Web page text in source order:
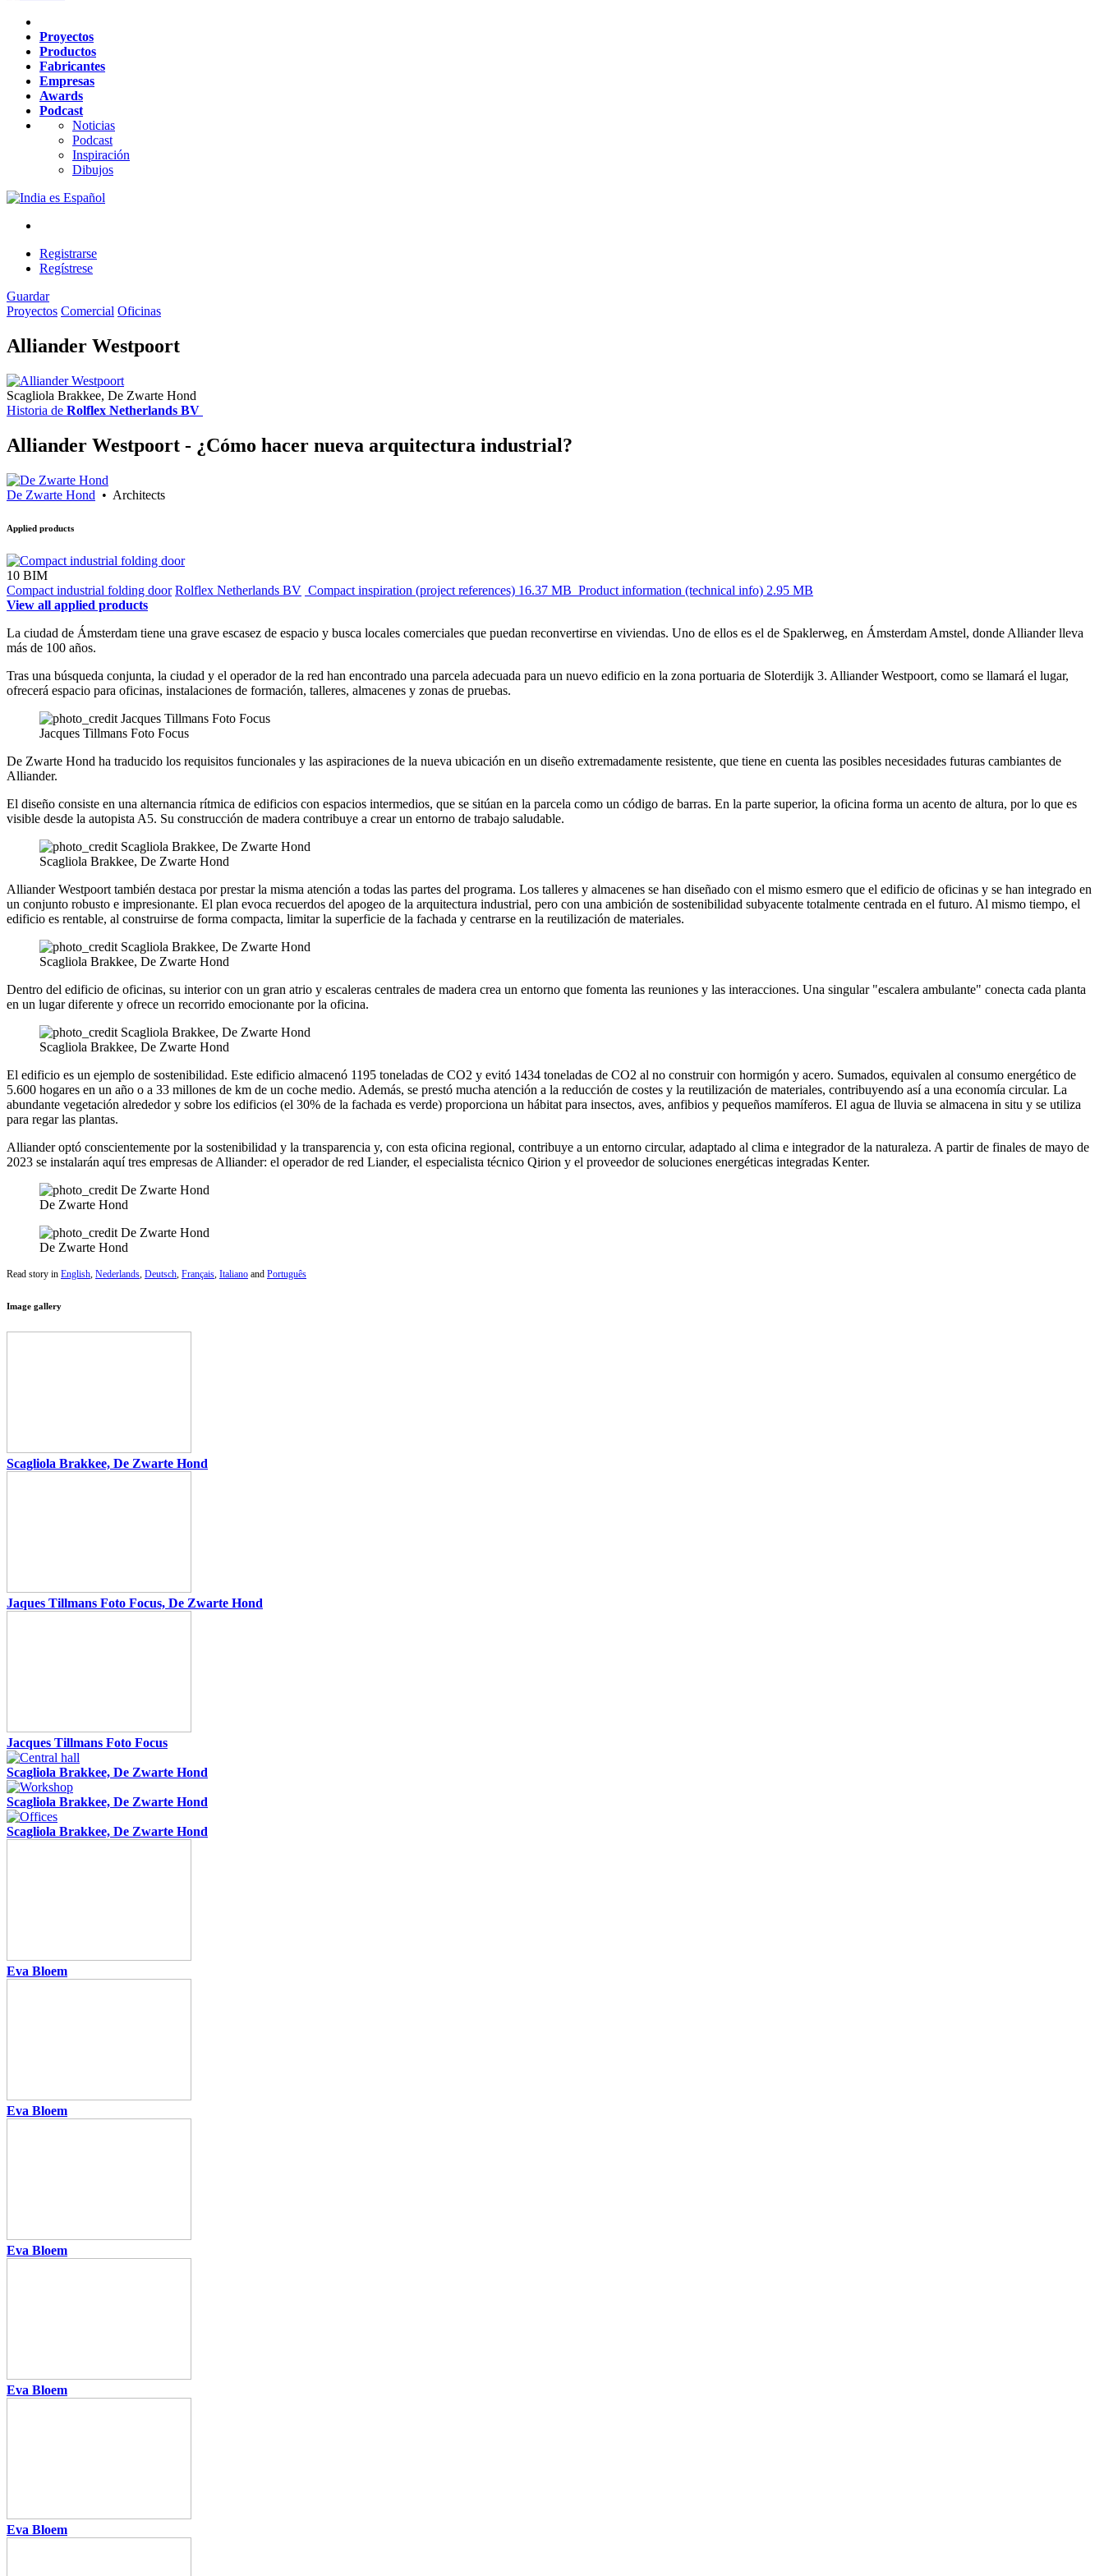
Proyectos
Productos
Fabricantes
Empresas
Awards
Podcast
Noticias
Podcast
Inspiración
Dibujos
es Español
Registrarse
Regístrese
Guardar
Proyectos Comercial Oficinas
Alliander Westpoort
Scagliola Brakkee, De Zwarte Hond
Historia de Rolflex Netherlands BV
Alliander Westpoort - ¿Cómo hacer nueva arquitectura industrial?
De Zwarte Hond • Architects
Applied products
10 BIM
Compact industrial folding door Rolflex Netherlands BV Compact inspiration (project references) 16.37 MB Product information (technical info) 2.95 MB
View all applied products
La ciudad de Ámsterdam tiene una grave escasez de espacio y busca locales comerciales que puedan reconvertirse en viviendas. Uno de ellos es el de Spaklerweg, en Ámsterdam Amstel, donde Alliander lleva
más de 100 años.
Tras una búsqueda conjunta, la ciudad y el operador de la red han encontrado una parcela adecuada para un nuevo edificio en la zona portuaria de Sloterdijk 3. Alliander Westpoort, como se llamará el lugar,
ofrecerá espacio para oficinas, instalaciones de formación, talleres, almacenes y zonas de pruebas.
Jacques Tillmans Foto Focus
De Zwarte Hond ha traducido los requisitos funcionales y las aspiraciones de la nueva ubicación en un diseño extremadamente resistente, que tiene en cuenta las posibles necesidades futuras cambiantes de
Alliander.
El diseño consiste en una alternancia rítmica de edificios con espacios intermedios, que se sitúan en la parcela como un código de barras. En la parte superior, la oficina forma un acento de altura, por lo que es
visible desde la autopista A5. Su construcción de madera contribuye a crear un entorno de trabajo saludable.
Scagliola Brakkee, De Zwarte Hond
Alliander Westpoort también destaca por prestar la misma atención a todas las partes del programa. Los talleres y almacenes se han diseñado con el mismo esmero que el edificio de oficinas y se han integrado en
un conjunto robusto e impresionante. El plan evoca recuerdos del apogeo de la arquitectura industrial, pero con una ambición de sostenibilidad subyacente totalmente centrada en el futuro. Al mismo tiempo, el
edificio es rentable, al construirse de forma compacta, limitar la superficie de la fachada y centrarse en la reutilización de materiales.
Scagliola Brakkee, De Zwarte Hond
Dentro del edificio de oficinas, su interior con un gran atrio y escaleras centrales de madera crea un entorno que fomenta las reuniones y las interacciones. Una singular "escalera ambulante" conecta cada planta
en un lugar diferente y ofrece un recorrido emocionante por la oficina.
Scagliola Brakkee, De Zwarte Hond
El edificio es un ejemplo de sostenibilidad. Este edificio almacenó 1195 toneladas de CO2 y evitó 1434 toneladas de CO2 al no construir con hormigón y acero. Sumados, equivalen al consumo energético de
5.600 hogares en un año o a 33 millones de km de un coche medio. Además, se prestó mucha atención a la reducción de costes y la reutilización de materiales, contribuyendo así a una economía circular. La
abundante vegetación alrededor y sobre los edificios (el 30% de la fachada es verde) proporciona un hábitat para insectos, aves, anfibios y pequeños mamíferos. El agua de lluvia se almacena in situ y se utiliza
para regar las plantas.
Alliander optó conscientemente por la sostenibilidad y la transparencia y, con esta oficina regional, contribuye a un entorno circular, adaptado al clima e integrador de la naturaleza. A partir de finales de mayo de
2023 se instalarán aquí tres empresas de Alliander: el operador de red Liander, el especialista técnico Qirion y el proveedor de soluciones energéticas integradas Kenter.
De Zwarte Hond
De Zwarte Hond
Read story in English Nederlands Deutsch Français Italiano and Português
Image gallery
Scagliola Brakkee, De Zwarte Hond
Jaques Tillmans Foto Focus, De Zwarte Hond
Jacques Tillmans Foto Focus
Scagliola Brakkee, De Zwarte Hond
Scagliola Brakkee, De Zwarte Hond
Scagliola Brakkee, De Zwarte Hond
Eva Bloem
Eva Bloem
Eva Bloem
Eva Bloem
Eva Bloem